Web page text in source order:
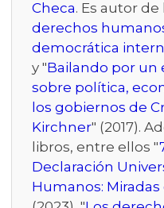
Checa. Es autor de
derechos
democrática
y "Bailando por un
sobre política,
los gobiernos de
Kirchner" (2017).
libros, entre ellos "
Declaración
Humanos: